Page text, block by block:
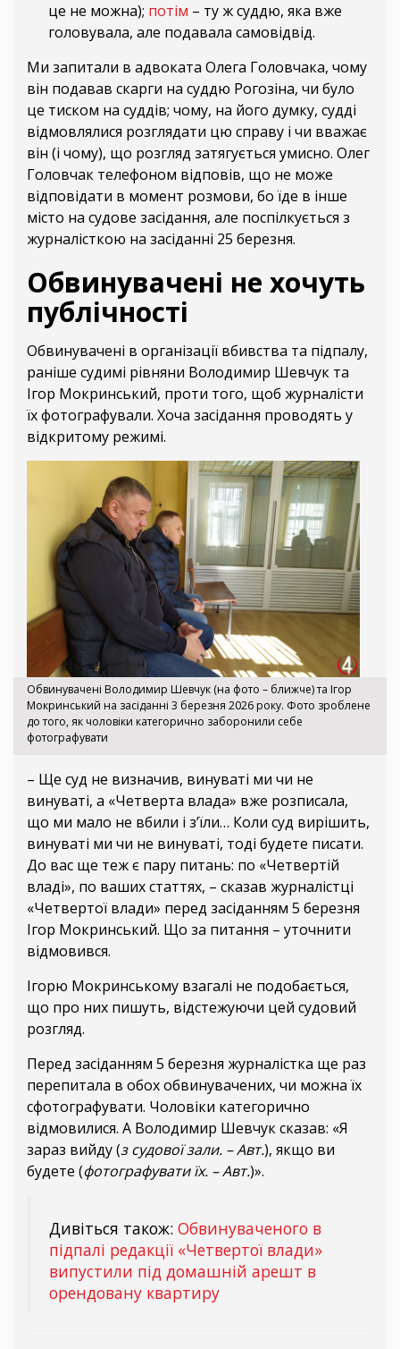
це не можна); потім – ту ж суддю, яка вже
головувала, але подавала самовідвід.
Ми запитали в адвоката Олега Головчака, чому
він подавав скарги на суддю Рогозіна, чи було
це тиском на суддів; чому, на його думку, судді
відмовлялися розглядати цю справу і чи вважає
він (і чому), що розгляд затягується умисно. Олег
Головчак телефоном відповів, що не може
відповідати в момент розмови, бо їде в інше
місто на судове засідання, але поспілкується з
журналісткою на засіданні 25 березня.
Обвинувачені не хочуть
публічності
Обвинувачені в організації вбивства та підпалу,
раніше судимі рівняни Володимир Шевчук та
Ігор Мокринський, проти того, щоб журналісти
їх фотографували. Хоча засідання проводять у
відкритому режимі.
Обвинувачені Володимир Шевчук (на фото – ближче) та Ігор
Мокринський на засіданні 3 березня 2026 року. Фото зроблене
до того, як чоловіки категорично заборонили себе
фотографувати
– Ще суд не визначив, винуваті ми чи не
винуваті, а «Четверта влада» вже розписала,
що ми мало не вбили і з’їли… Коли суд вирішить,
винуваті ми чи не винуваті, тоді будете писати.
До вас ще теж є пару питань: по «Четвертій
владі», по ваших статтях, – сказав журналістці
«Четвертої влади» перед засіданням 5 березня
Ігор Мокринський. Що за питання – уточнити
відмовився.
Ігорю Мокринському взагалі не подобається,
що про них пишуть, відстежуючи цей судовий
розгляд.
Перед засіданням 5 березня журналістка ще раз
перепитала в обох обвинувачених, чи можна їх
сфотографувати. Чоловіки категорично
відмовилися. А Володимир Шевчук сказав: «Я
зараз вийду (з судової зали. – Авт.), якщо ви
будете (фотографувати їх. – Авт.)».
Дивіться також: Обвинуваченого в
підпалі редакції «Четвертої влади»
випустили під домашній арешт в
орендовану квартиру